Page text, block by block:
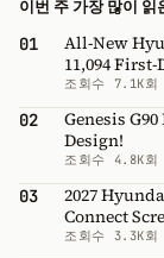
이번 주 가장 많이 읽
01
All-New
11,094
조회수 7.1K회
02
Genesis
Design!
조회수 4.8K회
03
2027
Connect
조회수 3.3K회